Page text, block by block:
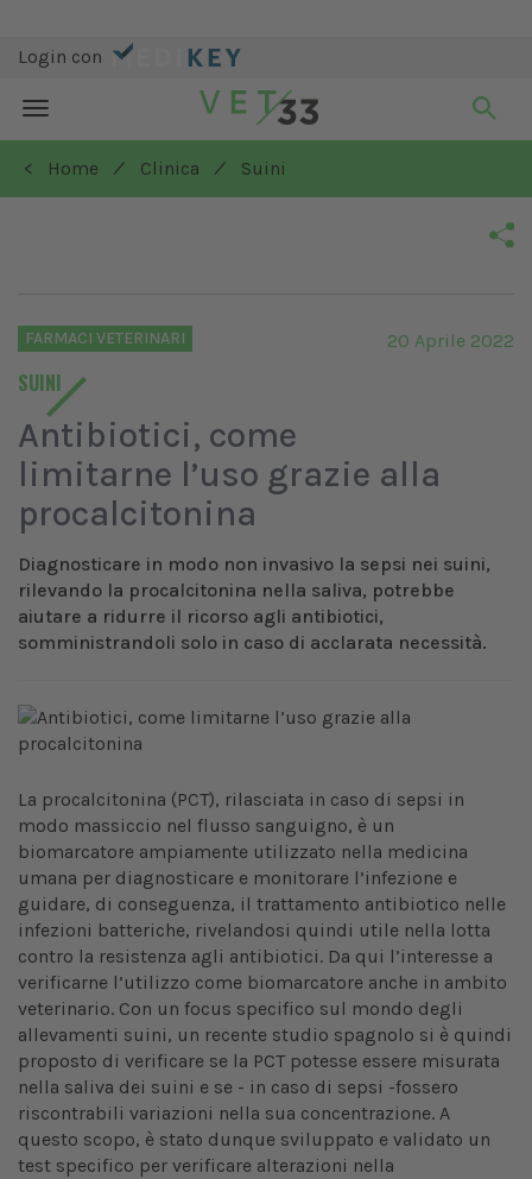
Login con
Toggle
navigation
< Home
/ Clinica / Suini
FARMACI VETERINARI
SUINI
20 Aprile 2022
Antibiotici, come
limitarne l’uso grazie alla
procalcitonina
Diagnosticare in modo non invasivo la sepsi nei suini,
rilevando la procalcitonina nella saliva, potrebbe
aiutare a ridurre il ricorso agli antibiotici,
somministrandoli solo in caso di acclarata necessità.
La procalcitonina (PCT), rilasciata in caso di sepsi in
modo massiccio nel flusso sanguigno, è un
biomarcatore ampiamente utilizzato nella medicina
umana per diagnosticare e monitorare l’infezione e
guidare, di conseguenza, il trattamento antibiotico nelle
infezioni batteriche, rivelandosi quindi utile nella lotta
contro la resistenza agli antibiotici. Da qui l’interesse a
verificarne l’utilizzo come biomarcatore anche in ambito
veterinario. Con un focus specifico sul mondo degli
allevamenti suini, un recente studio spagnolo si è quindi
proposto di verificare se la PCT potesse essere misurata
nella saliva dei suini e se - in caso di sepsi -fossero
riscontrabili variazioni nella sua concentrazione. A
questo scopo, è stato dunque sviluppato e validato un
test specifico per verificare alterazioni nella